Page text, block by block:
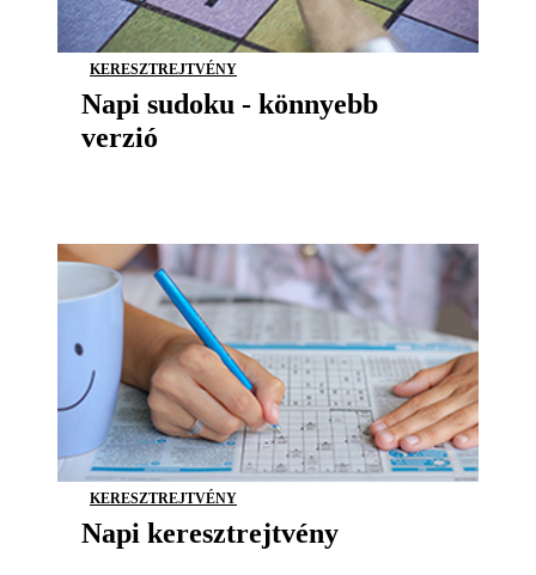
KERESZTREJTVÉNY
Napi sudoku - könnyebb
verzió
KERESZTREJTVÉNY
Napi keresztrejtvény